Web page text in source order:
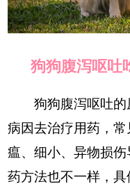
狗狗腹泻呕吐
狗狗腹泻呕吐的
病因去治疗用药，
瘟、细小、异物损
药方法也不一样，具